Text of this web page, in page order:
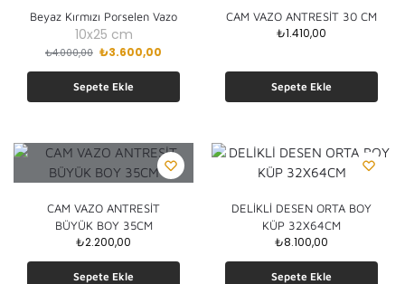
Beyaz Kırmızı Porselen Vazo
10x25 cm
₺4.000,00 ₺3.600,00
Sepete Ekle
CAM VAZO ANTRESİT 30 CM
₺1.410,00
Sepete Ekle
CAM VAZO ANTRESİT
BÜYÜK BOY 35CM
₺2.200,00
Sepete Ekle
DELİKLİ DESEN ORTA BOY
KÜP 32X64CM
₺8.100,00
Sepete Ekle